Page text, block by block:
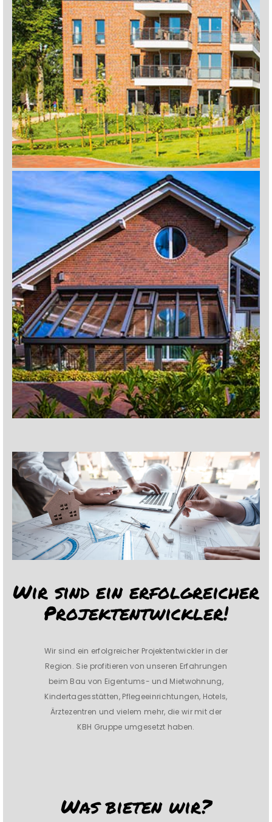
Wir sind ein erfolgreicher
Projektentwickler!
Wir sind ein erfolgreicher Projektentwickler in der
Region. Sie profitieren von unseren Erfahrungen
beim Bau von Eigentums- und Mietwohnung,
Kindertagesstätten, Pflegeeinrichtungen, Hotels,
Ärztezentren und vielem mehr, die wir mit der
KBH Gruppe umgesetzt haben.
Was bieten wir?